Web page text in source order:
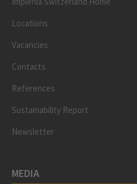
Locations
Vacancies
Contacts
References
Sustainability Report
Newsletter
MEDIA